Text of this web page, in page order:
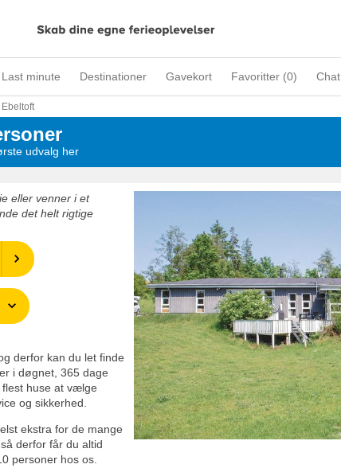
Last minute Destinationer Gavekort Favoritter (0) Chat
Ebeltoft
udvalg her
eller venner i et
det helt rigtige
derfor kan du let finde
i døgnet, 365 dage
huse at vælge
og sikkerhed.
ekstra for de mange
derfor får du altid
personer hos os.